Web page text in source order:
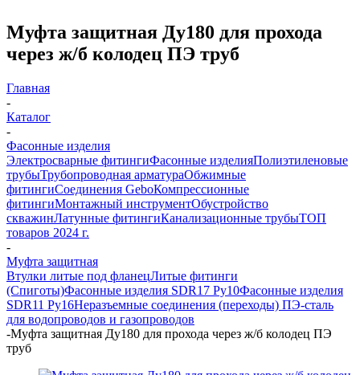
Муфта защитная Ду180 для прохода
через ж/б колодец ПЭ труб
Главная
-
Каталог
-
Фасонные изделия
Электросварные фитингиФасонные изделияПолиэтиленовые
трубыТрубопроводная арматураОбжимные
фитингиСоединения GeboКомпрессионные
фитингиМонтажный инструментОбустройство
скважинЛатунные фитингиКанализационные трубыТОП
товаров 2024 г.
-
Муфта защитная
Втулки литые под фланецЛитые фитинги
(Спиготы)Фасонные изделия SDR17 Ру10Фасонные изделия
SDR11 Ру16Неразъемные соединения (переходы) ПЭ-сталь
для водопроводов и газопроводов
-Муфта защитная Ду180 для прохода через ж/б колодец ПЭ
труб